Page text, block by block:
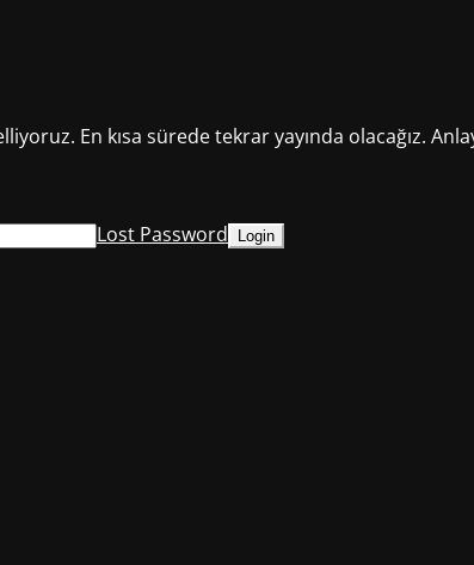
En kısa sürede tekrar yayında olacağız.
Lost Password